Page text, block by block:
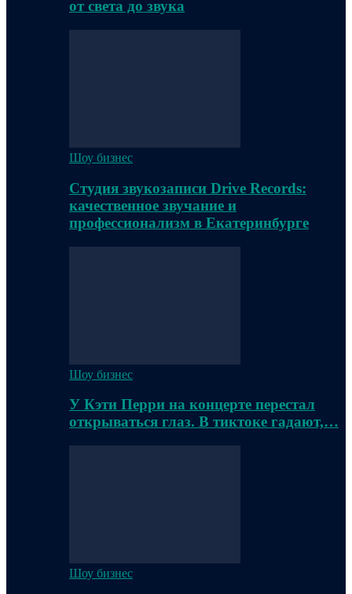
от света до звука
Шоу бизнес
Студия звукозаписи Drive Records:
качественное звучание и
профессионализм в Екатеринбурге
Шоу бизнес
У Кэти Перри на концерте перестал
открываться глаз. В тиктоке гадают,…
Шоу бизнес